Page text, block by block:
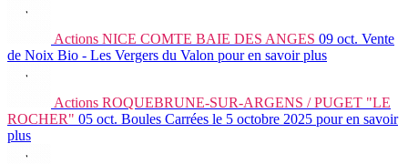
Actions NICE COMTE BAIE DES ANGES 09 oct. Vente
de Noix Bio - Les Vergers du Valon pour en savoir plus
Actions ROQUEBRUNE-SUR-ARGENS / PUGET "LE
ROCHER" 05 oct. Boules Carrées le 5 octobre 2025 pour en savoir
plus